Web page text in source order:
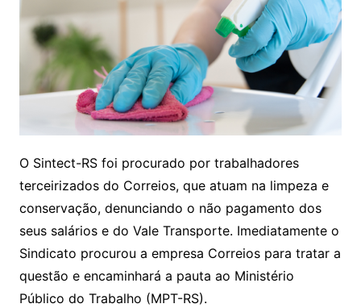
O Sintect-RS foi procurado por trabalhadores
terceirizados do Correios, que atuam na limpeza e
conservação, denunciando o não pagamento dos
seus salários e do Vale Transporte. Imediatamente o
Sindicato procurou a empresa Correios para tratar a
questão e encaminhará a pauta ao Ministério
Público do Trabalho (MPT-RS).